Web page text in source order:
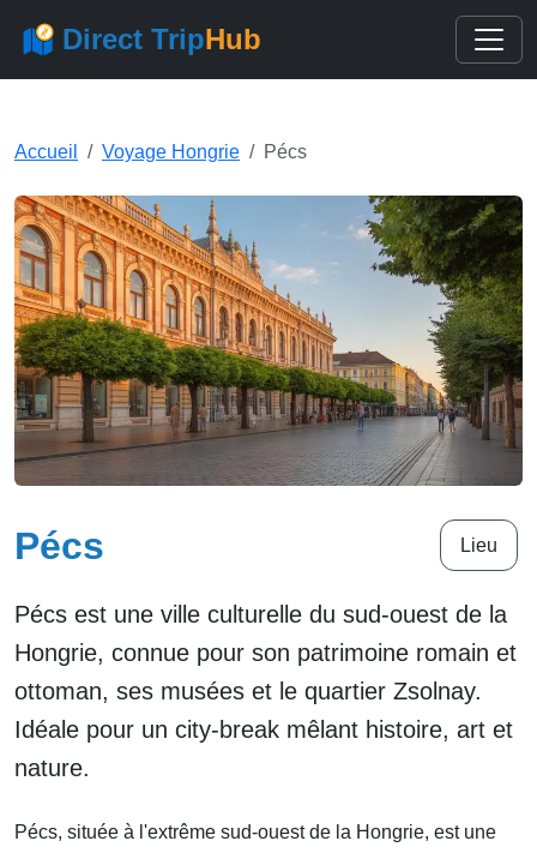
Direct TripHub
Accueil Voyage Hongrie Pécs
Pécs Lieu
Pécs est une ville culturelle du sud-ouest de la
Hongrie, connue pour son patrimoine romain et
ottoman, ses musées et le quartier Zsolnay.
Idéale pour un city-break mêlant histoire, art et
nature.
Pécs, située à l'extrême sud-ouest de la Hongrie, est une